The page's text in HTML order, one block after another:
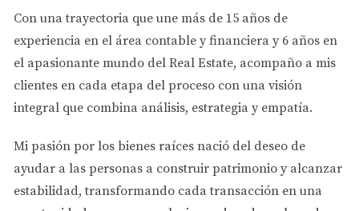
✔️ Más ofertas
Y ofrecer comisión al agente del comprador ayuda a
lograr eso.
ENTONCES, ¿VALE LA PENA
PAGARLA?
La pregunta correcta no es cuánto pagas…
Con una trayectoria que une más de 15 años de
experiencia en el área contable y financiera y 6 años en
el apasionante mundo del Real Estate, acompaño a mis
clientes en cada etapa del proceso con una visión
integral que combina análisis, estrategia y empatía.
Mi pasión por los bienes raíces nació del deseo de
ayudar a las personas a construir patrimonio y alcanzar
estabilidad, transformando cada transacción en una